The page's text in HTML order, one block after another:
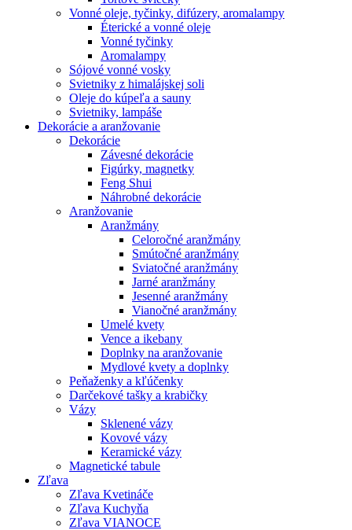
Vonné oleje, tyčinky, difúzery, aromalampy
Éterické a vonné oleje
Vonné tyčinky
Aromalampy
Sójové vonné vosky
Svietniky z himalájskej soli
Oleje do kúpeľa a sauny
Svietniky, lampáše
Dekorácie a aranžovanie
Dekorácie
Závesné dekorácie
Figúrky, magnetky
Feng Shui
Náhrobné dekorácie
Aranžovanie
Aranžmány
Celoročné aranžmány
Smútočné aranžmány
Sviatočné aranžmány
Jarné aranžmány
Jesenné aranžmány
Vianočné aranžmány
Umelé kvety
Vence a ikebany
Doplnky na aranžovanie
Mydlové kvety a doplnky
Peňaženky a kľúčenky
Darčekové tašky a krabičky
Vázy
Sklenené vázy
Kovové vázy
Keramické vázy
Magnetické tabule
Zľava
Zľava Kvetináče
Zľava Kuchyňa
Zľava VIANOCE